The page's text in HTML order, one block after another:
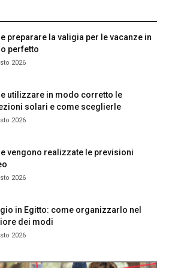
preparare la valigia per le vacanze in
perfetto
2026
utilizzare in modo corretto le
solari e come sceglierle
2026
vengono realizzate le previsioni
2026
in Egitto: come organizzarlo nel
dei modi
2026